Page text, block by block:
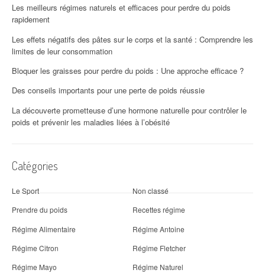
Les meilleurs régimes naturels et efficaces pour perdre du poids
rapidement
Les effets négatifs des pâtes sur le corps et la santé : Comprendre les
limites de leur consommation
Bloquer les graisses pour perdre du poids : Une approche efficace ?
Des conseils importants pour une perte de poids réussie
La découverte prometteuse d’une hormone naturelle pour contrôler le
poids et prévenir les maladies liées à l’obésité
Catégories
Le Sport
Non classé
Prendre du poids
Recettes régime
Régime Alimentaire
Régime Antoine
Régime Citron
Régime Fletcher
Régime Mayo
Régime Naturel